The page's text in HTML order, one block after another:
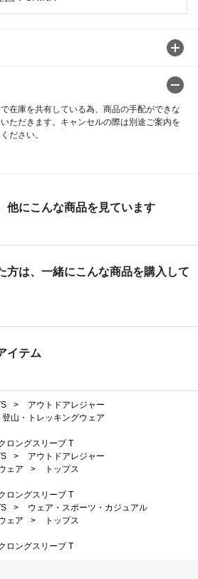
在庫を共有している為、商品の手配ができな
ただきます。キャンセルの際は別途ご案内を
ださい。
他にこんな商品を見ています
方は、一緒にこんな商品を購入して
イテム
>
アウトドアレジャー
登山・トレッキングウェア
ロングスリーブ T
>
アウトドアレジャー
ェア >
トップス
ロングスリーブ T
>
ウェア・スポーツ・カジュアル
ェア >
トップス
ロングスリーブ T